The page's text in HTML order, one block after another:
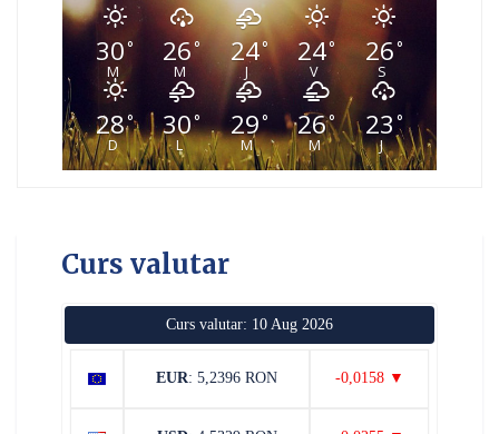
30°
M
26°
M
24°
J
24°
V
26°
S
28°
D
30°
L
29°
M
26°
M
23 °
J
Curs valutar
Curs valutar: 10 Aug 2026
EUR: 5,2396 RON -0,0158 ▼